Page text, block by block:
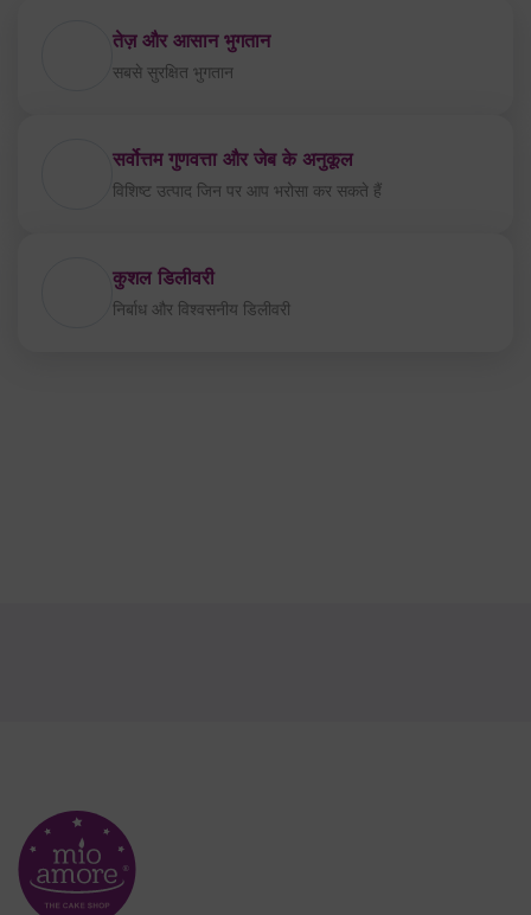
तेज़ और आसान भुगतान
सबसे सुरक्षित भुगतान
सर्वोत्तम गुणवत्ता और जेब के अनुकूल
विशिष्ट उत्पाद जिन पर आप भरोसा कर सकते हैं
कुशल डिलीवरी
निर्बाध और विश्वसनीय डिलीवरी